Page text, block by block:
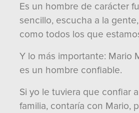
Es un hombre de carácter
sencillo, escucha a la
como todos los que
Y lo más importante: Mario
es un hombre confiable.
Si yo le tuviera que confiar
familia, contaría con Mario,